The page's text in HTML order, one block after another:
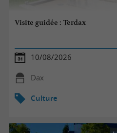
Visite guidée : Terdax
10/08/2026
Dax
Culture